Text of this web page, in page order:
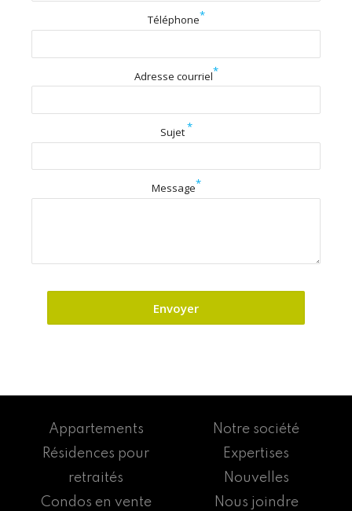
Téléphone*
Adresse courriel*
Sujet*
Message*
Appartements
Résidences pour
retraités
Condos en vente
Notre société
Expertises
Nouvelles
Nous joindre